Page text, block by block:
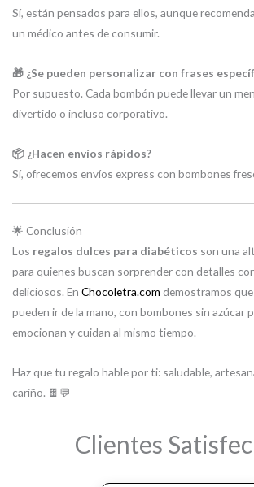
Sí, están pensados para ellos, aunque
un médico antes de consumir.
🎁 ¿Se pueden personalizar con frases
Por supuesto. Cada bombón puede llevar un
divertido o incluso corporativo.
📦 ¿Hacen envíos rápidos?
Sí, ofrecemos envíos express con bombones
🌟 Conclusión
Los regalos dulces para diabéticos son una
para quienes buscan sorprender con detalles
deliciosos. En Chocoletra.com demostramos
pueden ir de la mano, con bombones sin azúcar
emocionan y cuidan al mismo tiempo.
Haz que tu regalo hable por ti: saludable,
cariño. 🍫💬
Clientes